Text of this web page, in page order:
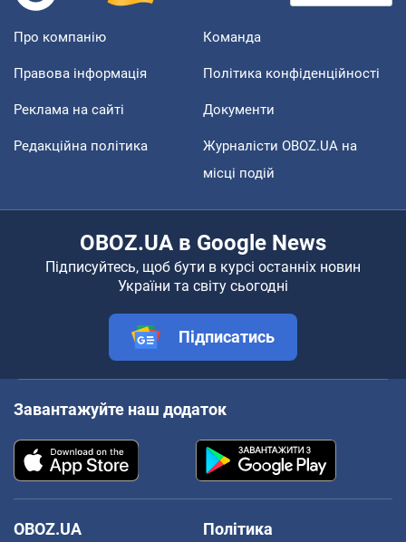
Про компанію Команда
Правова інформація Політика конфіденційності
Реклама на сайті Документи
Редакційна політика
Журналісти OBOZ.UA на
місці подій
OBOZ.UA в Google News
Підписуйтесь, щоб бути в курсі останніх новин
України та світу сьогодні
Підписатись
Завантажуйте наш додаток
OBOZ.UA
Політика